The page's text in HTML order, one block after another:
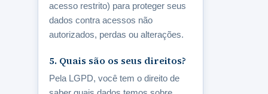
acesso restrito) para proteger seus
dados contra acessos não
autorizados, perdas ou alterações.
5. Quais são os seus direitos?
Pela LGPD, você tem o direito de